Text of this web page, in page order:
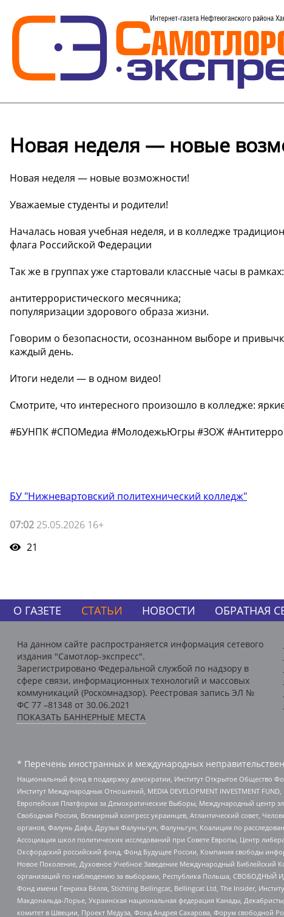
Новая неделя — новые
Новая неделя — новые возможности!
Уважаемые студенты и родители!
Началась новая учебная неделя, и в колледже
флага Российской Федерации
Так же в группах уже стартовали классные часы в рамках:
антитеррористического месячника;
популяризации здорового образа жизни.
Говорим о безопасности, осознанном выборе и
каждый день.
Итоги недели — в одном видео!
Смотрите, что интересного произошло в колледже:
#БУНПК #СПОМедиа #МолодежьЮгры #ЗОЖ
БУ "Нижневартовский политехнический колледж"
07:02 25.05.2026 16+
21
О ГАЗЕТЕ СТАТЬИ НОВОСТИ ОБРАТНАЯ
На данном сайте распространяется информация сетевого
издания "Самотлор-экспресс".
Зарегистрировано Федеральной службой по надзору в
сфере связи, информационных технологий и массовых
коммуникаций (Роскомнадзор). Реестровая запись ЭЛ №
ФС 77 –81348 от 30.06.2021
ПОКАЗАТЬ БАННЕРНЫЕ МЕСТА
* Перечень иностранных и международных
Национальный фонд в поддержку демократии, Институт Открытое Общество
Институт Международных Отношений, MEDIA DEVELOPMENT INVESTMENT
Европейская Платформа за Демократические Выборы, Международный центр
Свободная Россия, Всемирный конгресс украинцев, Атлантический совет,
органов, Фалунь Дафа, Друзья Фалуньгун, Фалуньгун, Коалиция по
Ассоциация школ политических исследований при Совете Европы, Центр
Оксфордский российский фонд, Фонд Будущее России, Компания свободы
Новое Поколение, Духовное Учебное Заведение Международный Библейский
организаций по наблюдению за выборами, Республика Польша, СВОБОДНЫЙ
Фонд имени Генриха Бёлля, Stichting Bellingcat, Bellingcat Ltd, The Insider,
Макдональда-Лорье, Украинская национальная федерация Канады,
комитет в Швеции, Проект Медуза, Фонд Андрея Сахарова, Форум свободной